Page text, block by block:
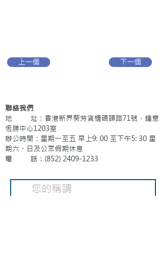
上一個 下一個
聯絡我們
地 址：香港新界葵芳貨櫃碼頭路71號，鍾意
恆勝中心1203室
辦公時間：星期一至五 早上9: 00 至下午5: 30 星
期六、日及公眾假期休息
電 話：(852) 2409-1233